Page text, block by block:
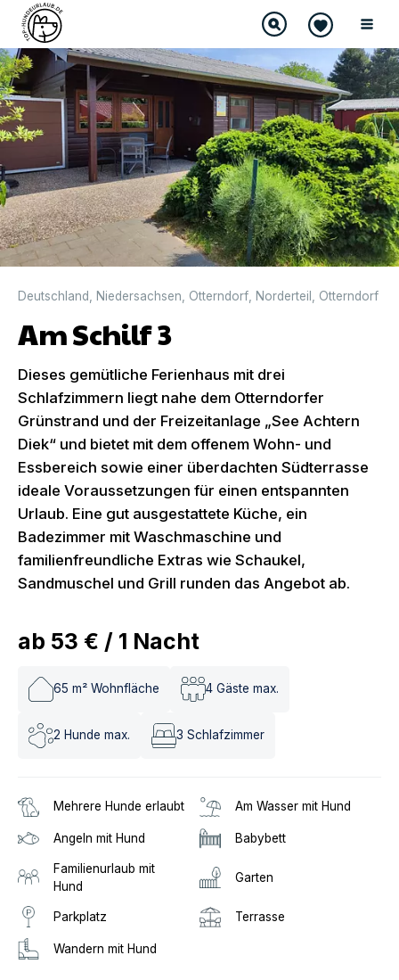
DIREKT BUCHBAR
Deutschland Niedersachsen Otterndorf Norderteil Otterndorf
Am Schilf 3
Dieses gemütliche Ferienhaus mit drei
Schlafzimmern liegt nahe dem Otterndorfer
Grünstrand und der Freizeitanlage „See Achtern
Diek“ und bietet mit dem offenem Wohn- und
Essbereich sowie einer überdachten Südterrasse
ideale Voraussetzungen für einen entspannten
Urlaub. Eine gut ausgestattete Küche, ein
Badezimmer mit Waschmaschine und
familienfreundliche Extras wie Schaukel,
Sandmuschel und Grill runden das Angebot ab.
ab 53 € / 1 Nacht
65 m² Wohnfläche 4 Gäste max.
2 Hunde max. 3 Schlafzimmer
Mehrere Hunde erlaubt Am Wasser mit Hund
Angeln mit Hund Babybett
Familienurlaub mit
Hund
Garten
Parkplatz Terrasse
Wandern mit Hund